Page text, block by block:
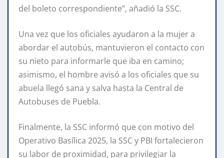
del boleto correspondiente”, añadió la SSC.
Una vez que los oficiales ayudaron a la mujer a
abordar el autobús, mantuvieron el contacto con
su nieto para informarle que iba en camino;
asimismo, el hombre avisó a los oficiales que su
abuela llegó sana y salva hasta la Central de
Autobuses de Puebla.
Finalmente, la SSC informó que con motivo del
Operativo Basílica 2025, la SSC y PBI fortalecieron
su labor de proximidad, para privilegiar la